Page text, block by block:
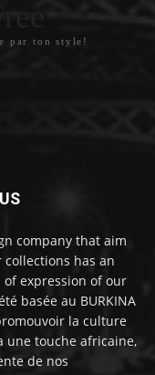
par ton style!
company that aim
has an
expression of our
basée au BURKINA
la culture
une touche africaine,
de nos